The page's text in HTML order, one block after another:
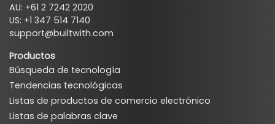
AU: +61 2 7242 2020
US: +1 347 514 7140
support@builtwith.com
Productos
Búsqueda de tecnología
Tendencias tecnológicas
Listas de productos de comercio electrónico
Listas de palabras clave